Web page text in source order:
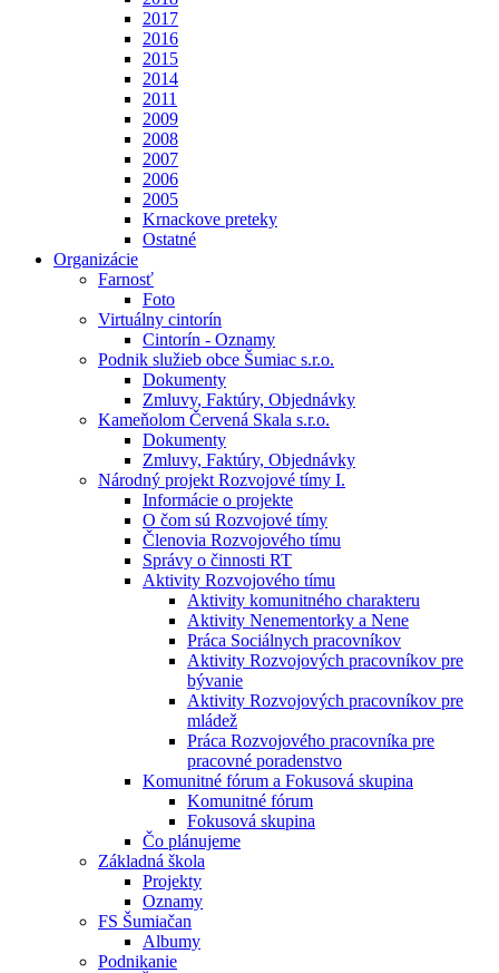
2017
2016
2015
2014
2011
2009
2008
2007
2006
2005
Krnackove preteky
Ostatné
Organizácie
Farnosť
Foto
Virtuálny cintorín
Cintorín - Oznamy
Podnik služieb obce Šumiac s.r.o.
Dokumenty
Zmluvy, Faktúry, Objednávky
Kameňolom Červená Skala s.r.o.
Dokumenty
Zmluvy, Faktúry, Objednávky
Národný projekt Rozvojové tímy I.
Informácie o projekte
O čom sú Rozvojové tímy
Členovia Rozvojového tímu
Správy o činnosti RT
Aktivity Rozvojového tímu
Aktivity komunitného charakteru
Aktivity Nenementorky a Nene
Práca Sociálnych pracovníkov
Aktivity Rozvojových pracovníkov pre
bývanie
Aktivity Rozvojových pracovníkov pre
mládež
Práca Rozvojového pracovníka pre
pracovné poradenstvo
Komunitné fórum a Fokusová skupina
Komunitné fórum
Fokusová skupina
Čo plánujeme
Základná škola
Projekty
Oznamy
FS Šumiačan
Albumy
Podnikanie